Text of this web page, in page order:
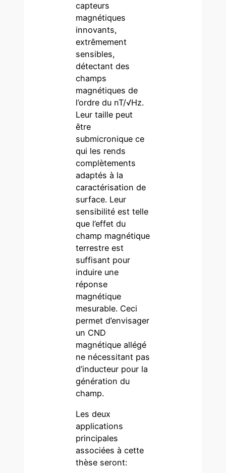
capteurs
magnétiques
innovants,
extrêmement
sensibles,
détectant des
champs
magnétiques de
l’ordre du nT/√Hz.
Leur taille peut
être
submicronique ce
qui les rends
complètements
adaptés à la
caractérisation de
surface. Leur
sensibilité est telle
que l’effet du
champ magnétique
terrestre est
suffisant pour
induire une
réponse
magnétique
mesurable. Ceci
permet d’envisager
un CND
magnétique allégé
ne nécessitant pas
d’inducteur pour la
génération du
champ.
Les deux
applications
principales
associées à cette
thèse seront: